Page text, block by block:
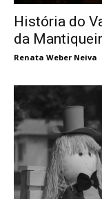
História do
da
Renata Weber Neiva